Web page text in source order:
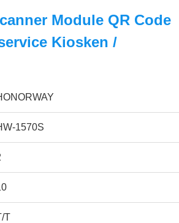
Module QR Code
Kiosken /
1570S
T